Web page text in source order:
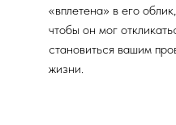
«вплетена» в его
чтобы он мог
становиться вашим
жизни.